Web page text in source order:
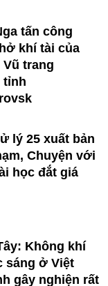
tấn công
khí tài của
trang
tỉnh
lý 25 xuất bản
Chuyện với
học đắt giá
Không khí
sáng ở Việt
gây nghiện rất